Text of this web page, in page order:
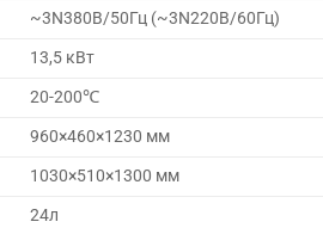
~3N380В/50Гц (~3N220В/60Гц)
13,5 кВт
20-200℃
960×460×1230 мм
1030×510×1300 мм
24л